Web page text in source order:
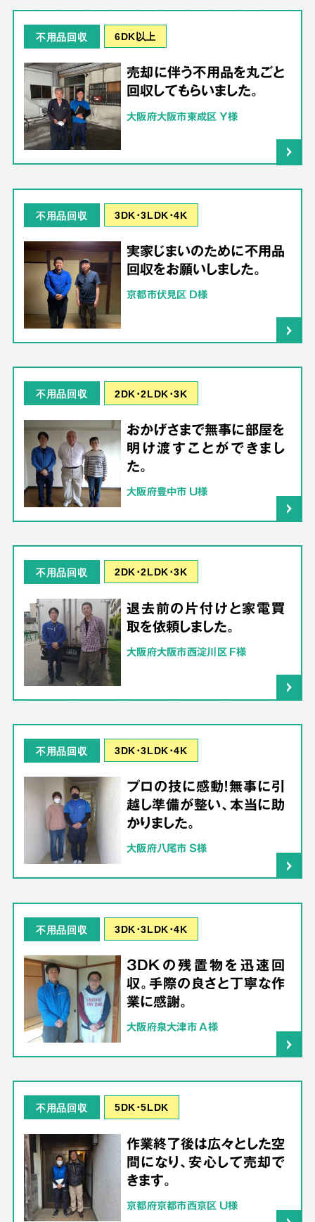
不用品回収 6DK以上
売却に伴う不用品を丸ごと
回収してもらいました。
大阪府大阪市東成区 Y様
不用品回収 3DK･3LDK･4K
実家じまいのために不用品
回収をお願いしました。
京都市伏見区 D様
不用品回収 2DK･2LDK･3K
おかげさまで無事に部屋を
明け渡すことができまし
た。
大阪府豊中市 U様
不用品回収 2DK･2LDK･3K
退去前の片付けと家電買
取を依頼しました。
大阪府大阪市西淀川区 F様
不用品回収 3DK･3LDK･4K
プロの技に感動！無事に引
越し準備が整い、本当に助
かりました。
大阪府八尾市 S様
不用品回収 3DK･3LDK･4K
3DKの残置物を迅速回
収。手際の良さと丁寧な作
業に感謝。
大阪府泉大津市 A様
不用品回収 5DK･5LDK
作業終了後は広々とした空
間になり、安心して売却で
きます。
京都府京都市西京区 U様